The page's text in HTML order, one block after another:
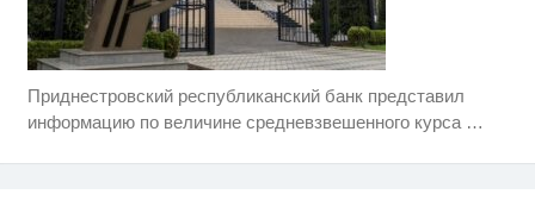
Приднестровский республиканский банк представил
информацию по величине средневзвешенного курса …
i
Ржу не переставая, это видео
Ролик длится пару секунд, но